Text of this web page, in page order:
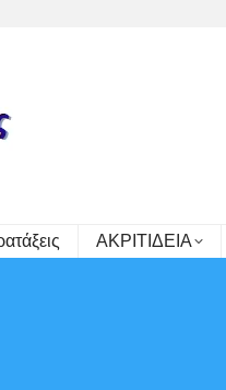
ΑΚΡΙΤΙΔΕΙΑ